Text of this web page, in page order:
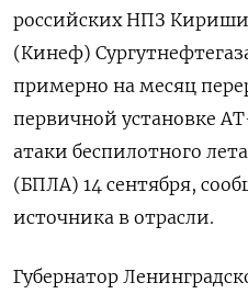
российских НПЗ
(Кинеф)
примерно на месяц
первичной установке
атаки беспилотного
(БПЛА) 14 сентября,
источника в отрасли.
Губернатор